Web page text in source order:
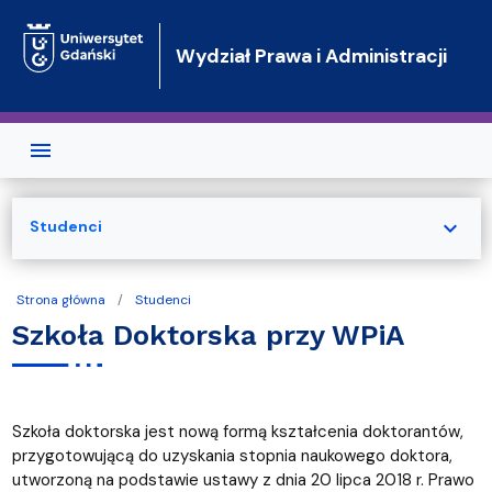
Wydział Prawa i Administracji
Strona główna Studenci
Szkoła Doktorska przy WPiA
Szkoła doktorska jest nową formą kształcenia doktorantów,
przygotowującą do uzyskania stopnia naukowego doktora,
utworzoną na podstawie ustawy z dnia 20 lipca 2018 r. Prawo
Studenci expand_more